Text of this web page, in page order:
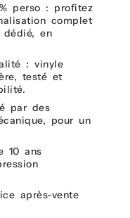
perso : profitez
complet
en
: vinyle
testé et
par des
pour un
10 ans
après-vente